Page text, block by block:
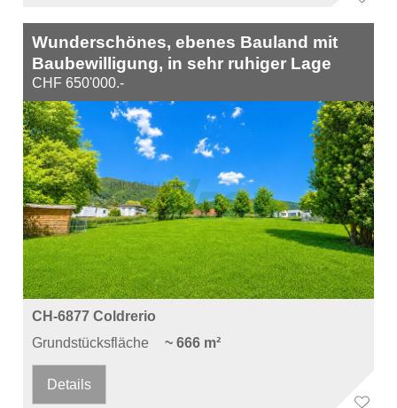
Wunderschönes, ebenes Bauland mit
Baubewilligung, in sehr ruhiger Lage
CHF 650'000.-
CH-6877 Coldrerio
Grundstücksfläche
~ 666 m²
Details